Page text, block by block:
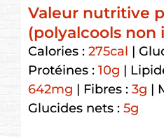
Valeur nutritive
(polyalcools non
Calories : 275cal |
Protéines : 10g |
642mg | Fibres : 3g |
Glucides nets : 5g